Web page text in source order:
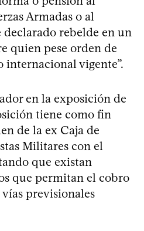
Armadas o al
rebelde en un
quien pese orden de
internacional vigente”.
en la exposición de
tiene como fin
de la ex Caja de
Militares con el
que existan
que permitan el cobro
previsionales